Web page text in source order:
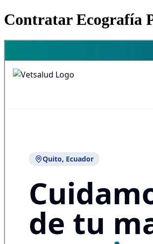
Contratar Ecografía